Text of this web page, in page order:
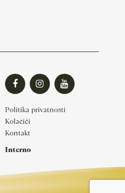
Politika privatnosti
Kolačići
Kontakt
Interno